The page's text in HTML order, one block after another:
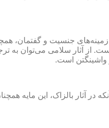
جنسیت و گفتمان،
آثار سلامی می‌توان به
واشینگتن است.
در آثار بالزاک، این مایه